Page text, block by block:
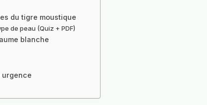
du tigre moustique
de peau (Quiz + PDF)
blanche
urgence